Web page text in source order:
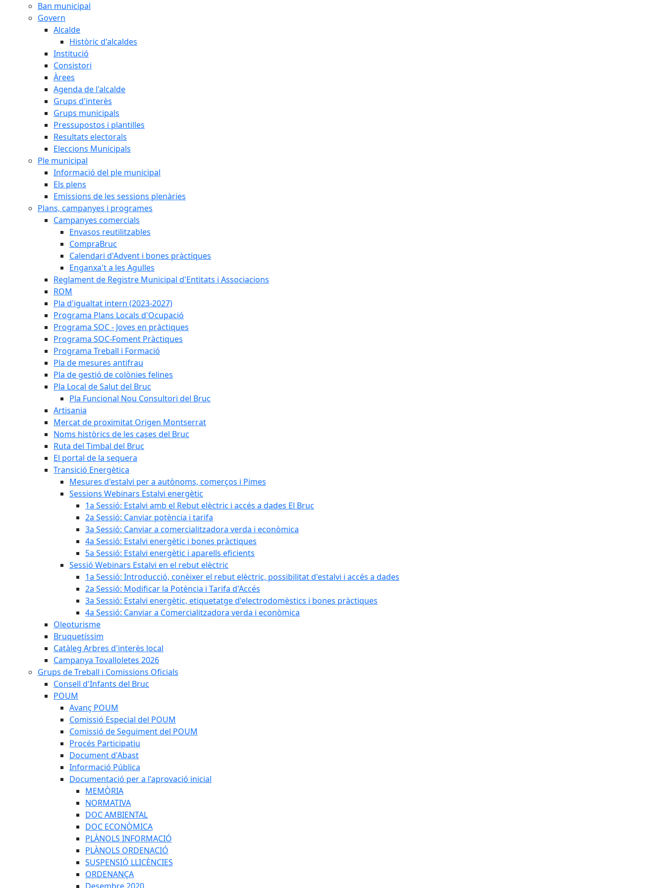
Ban municipal
Govern
Alcalde
Històric d'alcaldes
Institució
Consistori
Àrees
Agenda de l'alcalde
Grups d'interès
Grups municipals
Pressupostos i plantilles
Resultats electorals
Eleccions Municipals
Ple municipal
Informació del ple municipal
Els plens
Emissions de les sessions plenàries
Plans, campanyes i programes
Campanyes comercials
Envasos reutilitzables
CompraBruc
Calendari d'Advent i bones pràctiques
Enganxa't a les Agulles
Reglament de Registre Municipal d'Entitats i Associacions
ROM
Pla d'igualtat intern (2023-2027)
Programa Plans Locals d'Ocupació
Programa SOC - Joves en pràctiques
Programa SOC-Foment Pràctiques
Programa Treball i Formació
Pla de mesures antifrau
Pla de gestió de colònies felines
Pla Local de Salut del Bruc
Pla Funcional Nou Consultori del Bruc
Artisania
Mercat de proximitat Origen Montserrat
Noms històrics de les cases del Bruc
Ruta del Timbal del Bruc
El portal de la sequera
Transició Energètica
Mesures d'estalvi per a autònoms, comerços i Pimes
Sessions Webinars Estalvi energètic
1a Sessió: Estalvi amb el Rebut elèctric i accés a dades El Bruc
2a Sessió: Canviar potència i tarifa
3a Sessió: Canviar a comercialitzadora verda i econòmica
4a Sessió: Estalvi energètic i bones pràctiques
5a Sessió: Estalvi energètic i aparells eficients
Sessió Webinars Estalvi en el rebut elèctric
1a Sessió: Introducció, conèixer el rebut elèctric, possibilitat d'estalvi i accés a dades
2a Sessió: Modificar la Potència i Tarifa d'Accés
3a Sessió: Estalvi energètic, etiquetatge d'electrodomèstics i bones pràctiques
4a Sessió: Canviar a Comercialitzadora verda i econòmica
Oleoturisme
Bruquetíssim
Catàleg Arbres d'interès local
Campanya Tovalloletes 2026
Grups de Treball i Comissions Oficials
Consell d'Infants del Bruc
POUM
Avanç POUM
Comissió Especial del POUM
Comissió de Seguiment del POUM
Procés Participatiu
Document d'Abast
Informació Pública
Documentació per a l'aprovació inicial
MEMÒRIA
NORMATIVA
DOC AMBIENTAL
DOC ECONÒMICA
PLÀNOLS INFORMACIÓ
PLÀNOLS ORDENACIÓ
SUSPENSIÓ LLICÈNCIES
ORDENANÇA